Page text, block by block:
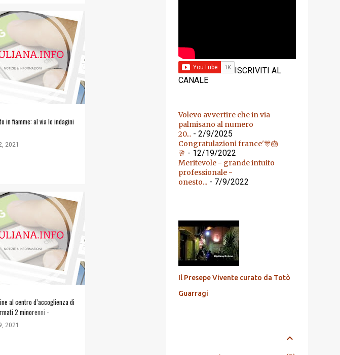
in fiamme: al via le indagini
2021
al centro d’accoglienza di
2 minorenni -
2021
ISCRIVITI AL
CANALE
Volevo avvertire che in via
palmisano al numero
20...- 2/9/2025
Congratulazioni france'🎊🎂
🥂 - 12/19/2022
Meritevole - grande intuito
professionale -
onesto...- 7/9/2022
Il Presepe Vivente curato da Totò
Guarragi